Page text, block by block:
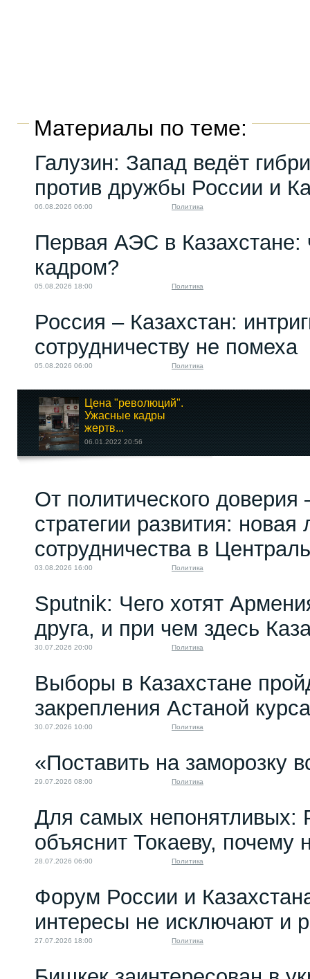
Материалы по теме:
Галузин: Запад ведёт
против дружбы России и
06.08.2026 06:00 Политика
Первая АЭС в Казахстане:
кадром?
05.08.2026 18:00 Политика
Россия – Казахстан:
сотрудничеству не помеха
05.08.2026 06:00 Политика
Цена "революций".
Ужасные кадры
жертв...
06.01.2022 20:56
пройдёт акция...
От политического
стратегии развития: новая
сотрудничества в
03.08.2026 16:00 Политика
Sputnik: Чего хотят
друга, и при чем здесь
30.07.2026 20:00 Политика
Выборы в Казахстане
закрепления Астаной
30.07.2026 10:00 Политика
«Поставить на заморозку
29.07.2026 08:00 Политика
Для самых непонятливых:
объяснит Токаеву,
28.07.2026 06:00 Политика
Форум России и
интересы не исключают и
27.07.2026 18:00 Политика